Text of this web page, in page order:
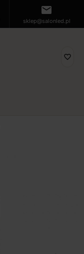
mail
sklep@salonled.pl
favorite_border